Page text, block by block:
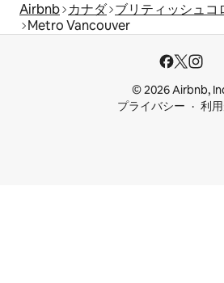
Airbnb カナダ ブリティッシュコ
Metro Vancouver
© 2026 Airbnb,
プライバシー
利